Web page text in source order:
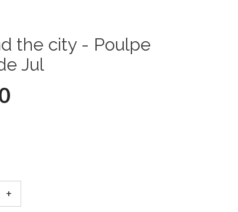
the city - Poulpe
Jul
+